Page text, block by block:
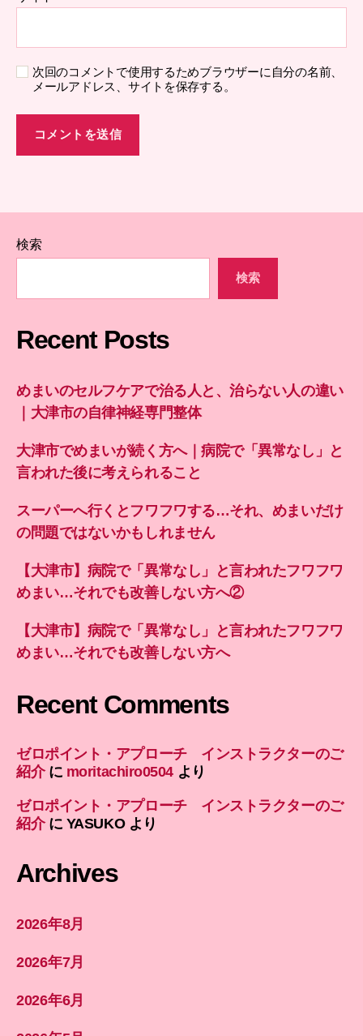
次回のコメントで使用するためブラウザーに自分の名前、
メールアドレス、サイトを保存する。
検索
検索
Recent Posts
めまいのセルフケアで治る人と、治らない人の違い
｜大津市の自律神経専門整体
大津市でめまいが続く方へ｜病院で「異常なし」と
言われた後に考えられること
スーパーへ行くとフワフワする…それ、めまいだけ
の問題ではないかもしれません
【大津市】病院で「異常なし」と言われたフワフワ
めまい…それでも改善しない方へ②
【大津市】病院で「異常なし」と言われたフワフワ
めまい…それでも改善しない方へ
Recent Comments
ゼロポイント・アプローチ インストラクターのご
紹介に moritachiro0504 より
ゼロポイント・アプローチ インストラクターのご
紹介に YASUKOより
Archives
2026年8月
2026年7月
2026年6月